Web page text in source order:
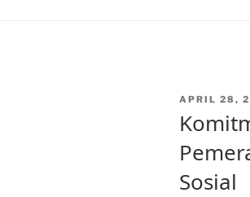
POSTED
APRIL 28,
Sosial